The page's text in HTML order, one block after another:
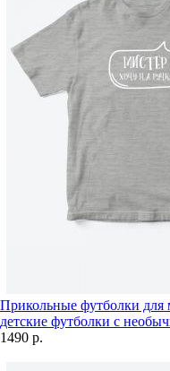
Прикольные футболки
детские футболки с
1490 р.